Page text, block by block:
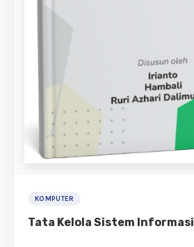
KOMPUTER
Tata Kelola Sistem Informasi